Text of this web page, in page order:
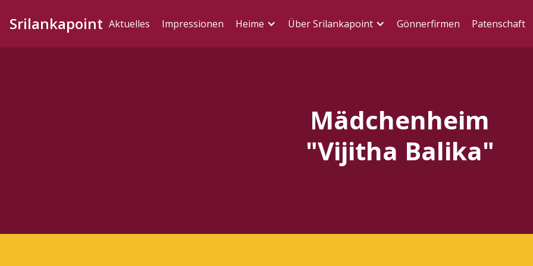
Srilankapoint Aktuelles Impressionen Heime Über Srilankapoint Gönnerfirmen Patenschaft
Mädchenheim
"Vijitha Balika"